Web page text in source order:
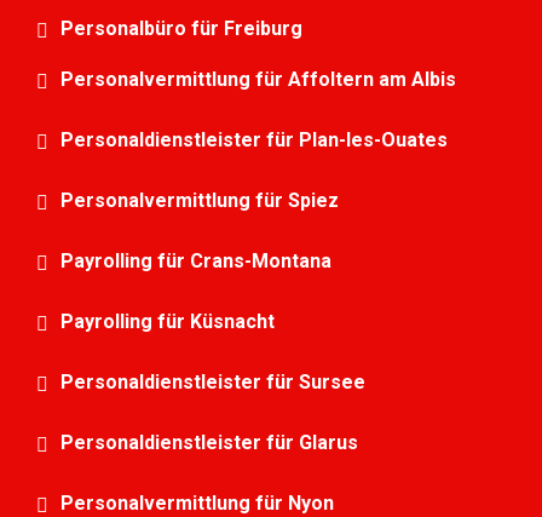
Personalbüro für Freiburg
Personalvermittlung für Affoltern am Albis
Personaldienstleister für Plan-les-Ouates
Personalvermittlung für Spiez
Payrolling für Crans-Montana
Payrolling für Küsnacht
Personaldienstleister für Sursee
Personaldienstleister für Glarus
Personalvermittlung für Nyon